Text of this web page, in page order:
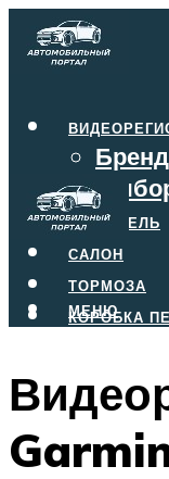
ДВИГАТЕЛЬ
САЛОН
ТОРМОЗА
КОРОБКА
МЕНЮ
МЕНЮ